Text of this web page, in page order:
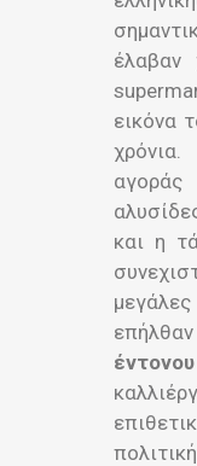
εικόνα
και η